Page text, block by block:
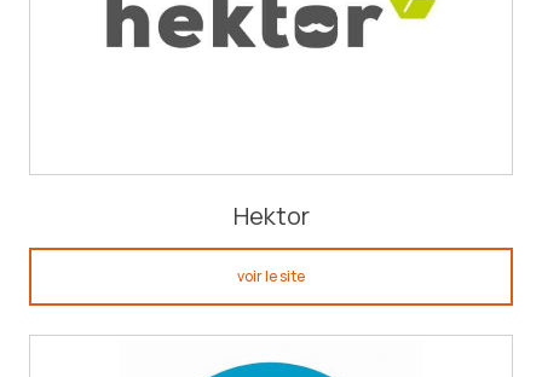
Hektor
voir le site